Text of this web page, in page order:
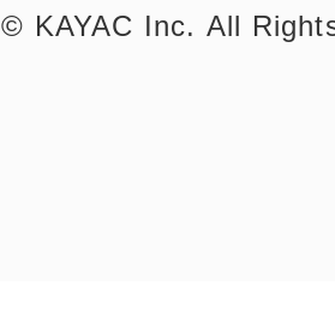
©︎ KAYAC Inc. All